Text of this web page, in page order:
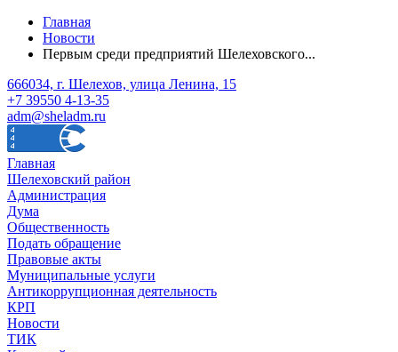
Главная
Новости
Первым среди предприятий Шелеховского...
666034, г. Шелехов, улица Ленина, 15
+7 39550 4-13-35
adm@sheladm.ru
Главная
Шелеховский район
Администрация
Дума
Общественность
Подать обращение
Правовые акты
Муниципальные услуги
Антикоррупционная деятельность
КРП
Новости
ТИК